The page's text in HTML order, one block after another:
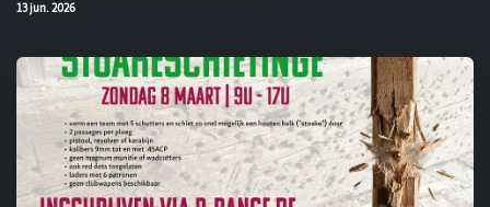
13 jun. 2026